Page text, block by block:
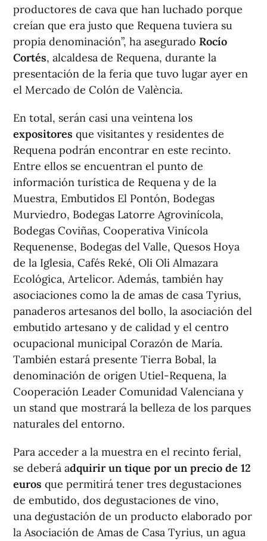
productores de cava que han luchado porque
creían que era justo que Requena tuviera su
propia denominación”, ha asegurado Rocío
Cortés, alcaldesa de Requena, durante la
presentación de la feria que tuvo lugar ayer en
el Mercado de Colón de València.
En total, serán casi una veintena los
expositores que visitantes y residentes de
Requena podrán encontrar en este recinto.
Entre ellos se encuentran el punto de
información turística de Requena y de la
Muestra, Embutidos El Pontón, Bodegas
Murviedro, Bodegas Latorre Agrovinícola,
Bodegas Coviñas, Cooperativa Vinícola
Requenense, Bodegas del Valle, Quesos Hoya
de la Iglesia, Cafés Reké, Oli Oli Almazara
Ecológica, Artelicor. Además, también hay
asociaciones como la de amas de casa Tyrius,
panaderos artesanos del bollo, la asociación del
embutido artesano y de calidad y el centro
ocupacional municipal Corazón de María.
También estará presente Tierra Bobal, la
denominación de origen Utiel-Requena, la
Cooperación Leader Comunidad Valenciana y
un stand que mostrará la belleza de los parques
naturales del entorno.
Para acceder a la muestra en el recinto ferial,
se deberá adquirir un tique por un precio de 12
euros que permitirá tener tres degustaciones
de embutido, dos degustaciones de vino,
una degustación de un producto elaborado por
la Asociación de Amas de Casa Tyrius, un agua